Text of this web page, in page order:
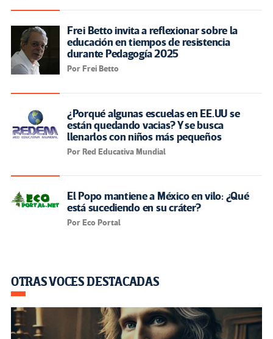
Frei Betto invita a reflexionar sobre la
educación en tiempos de resistencia
durante Pedagogía 2025
Por Frei Betto
¿Porqué algunas escuelas en EE.UU se
están quedando vacias? Y se busca
llenarlos con niños más pequeños
Por Red Educativa Mundial
El Popo mantiene a México en vilo: ¿Qué
está sucediendo en su cráter?
Por Eco Portal
OTRAS VOCES DESTACADAS